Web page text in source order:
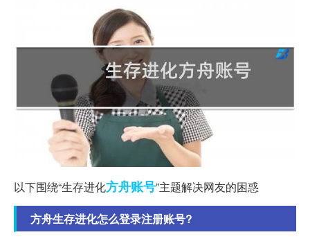
以下围绕“生存进化方舟账号”主题解决网友的困惑
方舟生存进化怎么登录注册账号?